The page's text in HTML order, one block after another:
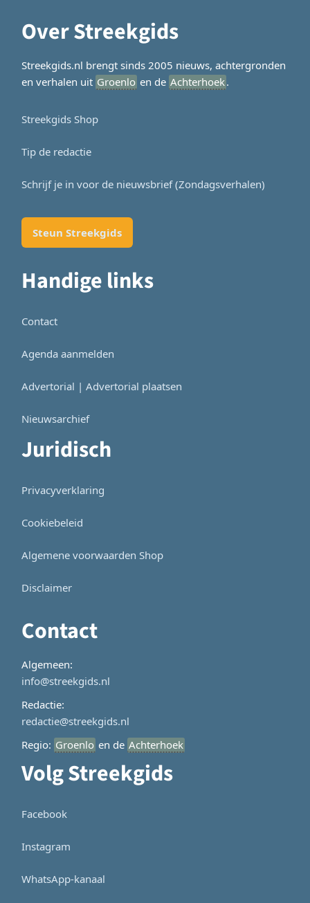
Over Streekgids
Streekgids.nl brengt sinds 2005 nieuws, achtergronden
en verhalen uit Groenlo en de Achterhoek.
Streekgids Shop
Tip de redactie
Schrijf je in voor de nieuwsbrief (Zondagsverhalen)
Steun Streekgids
Handige links
Contact
Agenda aanmelden
Advertorial | Advertorial plaatsen
Nieuwsarchief
Juridisch
Privacyverklaring
Cookiebeleid
Algemene voorwaarden Shop
Disclaimer
Contact
Algemeen:
info@streekgids.nl
Redactie:
redactie@streekgids.nl
Regio: Groenlo en de Achterhoek
Volg Streekgids
Facebook
Instagram
WhatsApp-kanaal